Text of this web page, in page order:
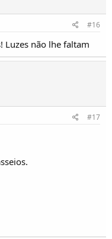
#16
Luzes não lhe faltam
#17